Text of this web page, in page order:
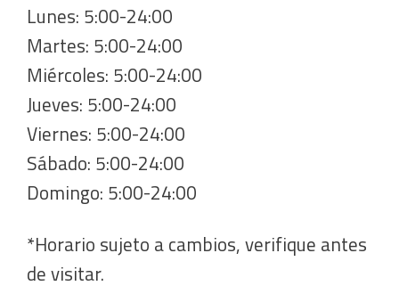
Lunes: 5:00-24:00
Martes: 5:00-24:00
Miércoles: 5:00-24:00
Jueves: 5:00-24:00
Viernes: 5:00-24:00
Sábado: 5:00-24:00
Domingo: 5:00-24:00
*Horario sujeto a cambios, verifique antes
de visitar.